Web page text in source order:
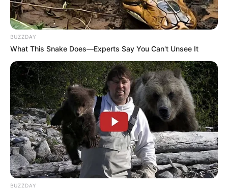
BUZZDAY
What This Snake Does—Experts Say You Can't Unsee It
BUZZDAY